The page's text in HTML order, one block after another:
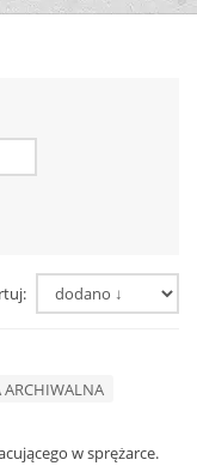
ARCHIWALNA
w sprężarce.